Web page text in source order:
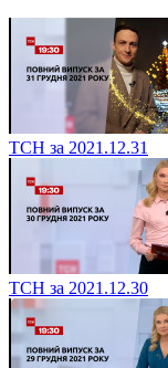
ТСН за 2021.12.31
ТСН за 2021.12.30